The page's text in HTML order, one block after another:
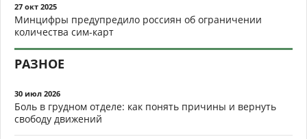
27 окт 2025
Минцифры предупредило россиян об ограничении
количества сим-карт
РАЗНОЕ
30 июл 2026
Боль в грудном отделе: как понять причины и вернуть
свободу движений